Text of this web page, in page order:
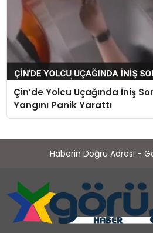
Çin’de Yolcu Uçağında İniş
Yangını Panik Yarattı
Haberin Doğru Adresi -